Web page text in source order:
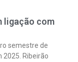
ligação com
semestre de
Ribeirão